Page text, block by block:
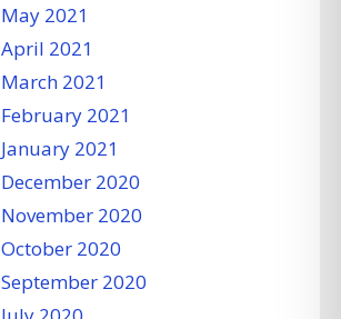
May 2021
April 2021
March 2021
February 2021
January 2021
December 2020
November 2020
October 2020
September 2020